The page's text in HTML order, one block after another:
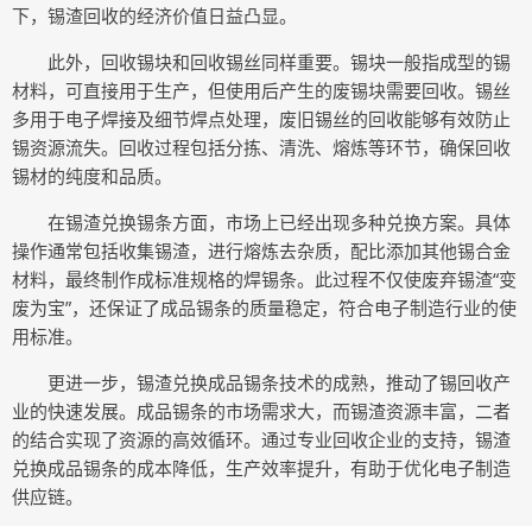
下，锡渣回收的经济价值日益凸显。
此外，回收锡块和回收锡丝同样重要。锡块一般指成型的锡
材料，可直接用于生产，但使用后产生的废锡块需要回收。锡丝
多用于电子焊接及细节焊点处理，废旧锡丝的回收能够有效防止
锡资源流失。回收过程包括分拣、清洗、熔炼等环节，确保回收
锡材的纯度和品质。
在锡渣兑换锡条方面，市场上已经出现多种兑换方案。具体
操作通常包括收集锡渣，进行熔炼去杂质，配比添加其他锡合金
材料，最终制作成标准规格的焊锡条。此过程不仅使废弃锡渣“变
废为宝”，还保证了成品锡条的质量稳定，符合电子制造行业的使
用标准。
更进一步，锡渣兑换成品锡条技术的成熟，推动了锡回收产
业的快速发展。成品锡条的市场需求大，而锡渣资源丰富，二者
的结合实现了资源的高效循环。通过专业回收企业的支持，锡渣
兑换成品锡条的成本降低，生产效率提升，有助于优化电子制造
供应链。